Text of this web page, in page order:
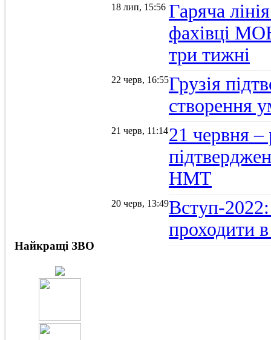
18 лип, 15:56 Гаряча
фахівці
три тижні
22 черв, 16:55Грузія
створення
21 черв, 11:1421 червня –
НМТ
20 черв, 13:49Вступ-
проходити в
Найкращі ЗВО